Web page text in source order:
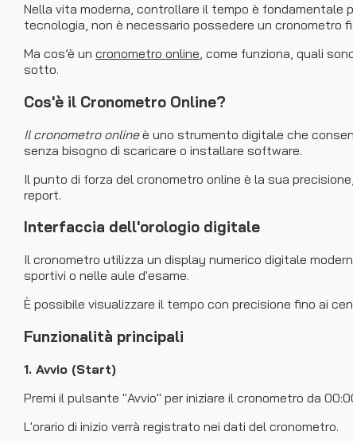
Nella vita moderna, controllare il tempo è fondamentale
tecnologia, non è necessario possedere un
Ma cos’è un cronometro online, come funziona, quali
sotto.
Cos'è il Cronometro Online?
Il cronometro onlineè uno strumento digitale che
senza bisogno di scaricare o installare software.
Il punto di forza del cronometro online è la sua
report.
Interfaccia dell'orologio digitale
Il cronometro utilizza un display numerico digitale
sportivi o nelle aule d'esame.
È possibile visualizzare il tempo con precisione fino ai
Funzionalità principali
1. Avvio (Start)
Premi il pulsante "Avvio" per iniziare il cronometro da
L'orario di inizio verrà registrato nei dati del cronometro.